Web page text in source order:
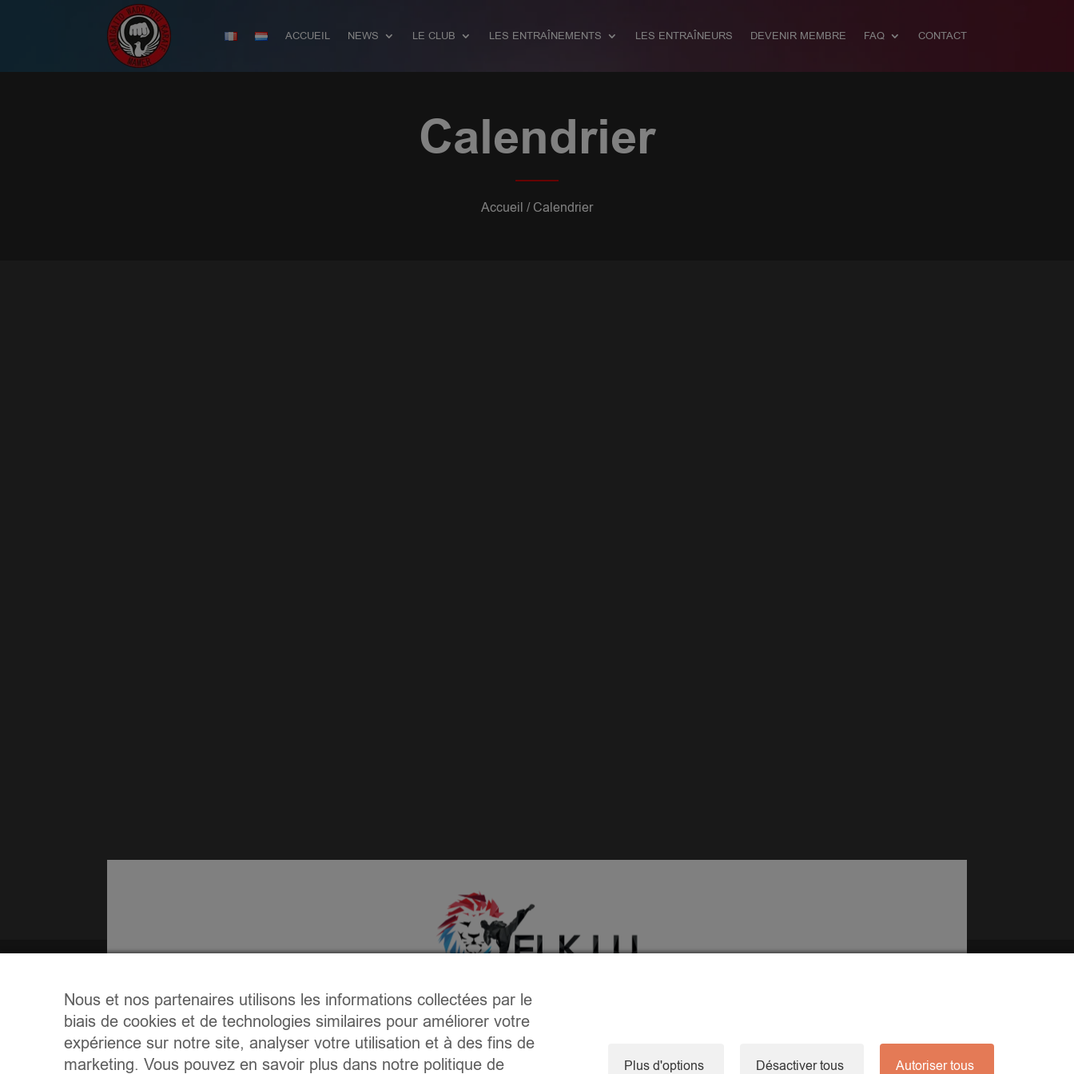
ACCUEIL NEWS LE CLUB LES ENTRAÎNEMENTS LES ENTRAÎNEURS DEVENIR MEMBRE FAQ CONTACT
Calendrier
Accueil / Calendrier
Nous et nos partenaires utilisons les informations collectées par le
biais de cookies et de technologies similaires pour améliorer votre
expérience sur notre site, analyser votre utilisation et à des fins de
marketing. Vous pouvez en savoir plus dans notre politique de
Plus d'options Désactiver tous Autoriser tous